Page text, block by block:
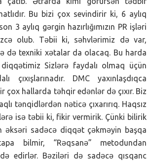
Bu bizi çox sevindirir ki, 6 aylıq
3 aylıq gərgin hazırlığımızın PR işləri
olub. Təbii ki, səhvlərimiz də var,
də texniki xətalar da olacaq. Bu harda
Sizlərə faydalı olmaq üçün
çıxışlarınadır. DMC yaxınlaşdıqca
çox hallarda təhqir edənlər də çıxır. Biz
tənqidlərdən nəticə çıxarırıq. Haqsız
isə təbii ki, fikir vermirik. Çünki bilirik
əksəri sadəcə diqqət çəkməyin başqa
bilmir, “Rəqsanə” metodundan
edirlər. Bəziləri də sadəcə qısqanc